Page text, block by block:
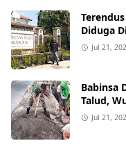
Diduga
Nganjuk.
Jul 21,
Babinsa
Talud,
Perkuat
Jul 21,